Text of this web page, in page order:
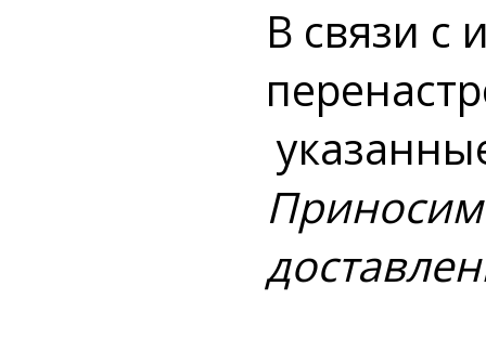
В связи с